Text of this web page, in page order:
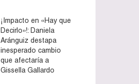
¡Impacto en «Hay que
Decirlo»!: Daniela
Aránguiz destapa
inesperado cambio
que afectaría a
Gissella Gallardo